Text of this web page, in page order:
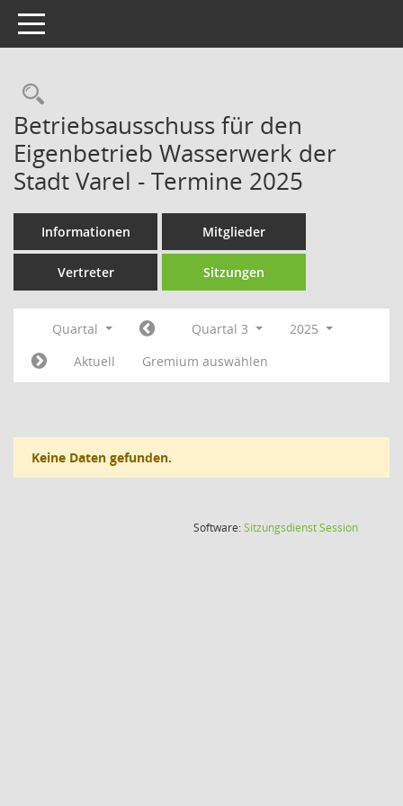
Toggle navigation
Rechercheauswahl
Betriebsausschuss für den
Eigenbetrieb Wasserwerk der
Stadt Varel - Termine 2025
Informationen Mitglieder
Vertreter Sitzungen
Quartal Quartal 3
2025
Aktuell
Gremium auswählen
Keine Daten gefunden.
Software:SitzungsdienstSession(Wird in